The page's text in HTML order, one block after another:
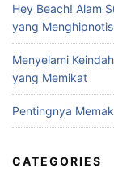
Hey Beach! Alam
yang Menghipnotis
Menyelami
yang Memikat
Pentingnya
CATEGORIES